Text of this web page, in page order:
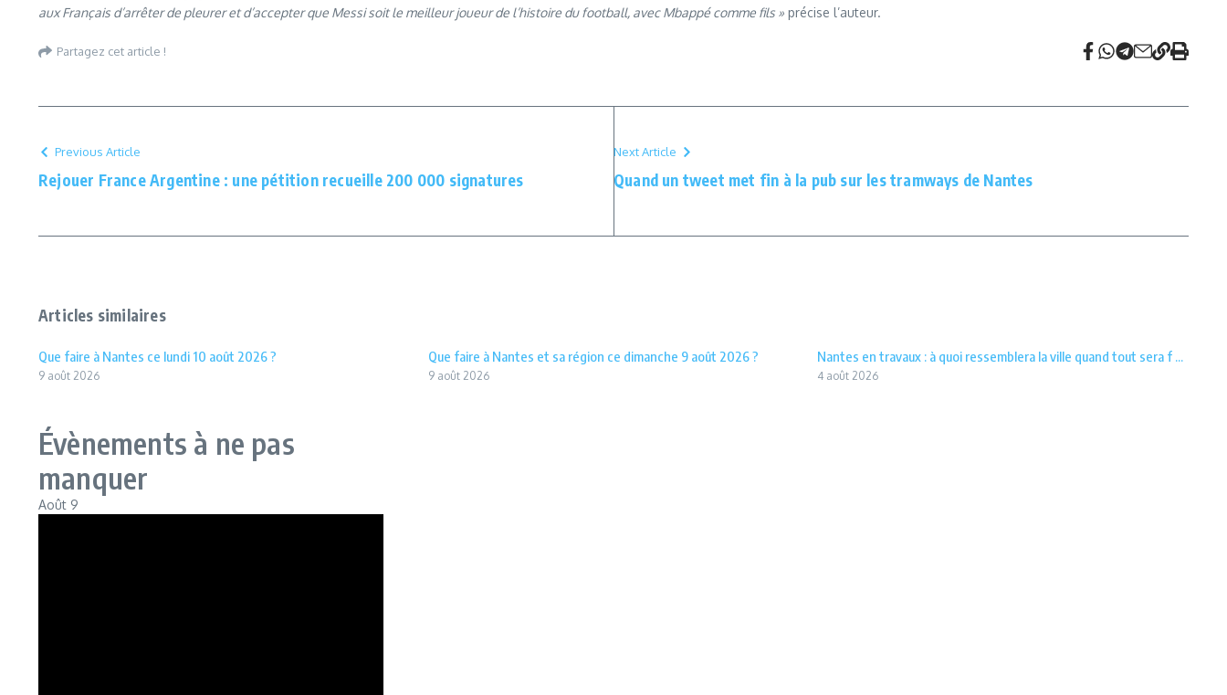
aux Français d’arrêter de pleurer et d’accepter que Messi soit le meilleur joueur de l’histoire du football, avec Mbappé comme fils » précise l’auteur.
Partagez cet article !
Previous Article
Rejouer France Argentine : une pétition recueille 200 000 signatures
Next Article
Quand un tweet met fin à la pub sur les tramways de Nantes
Articles similaires
Que faire à Nantes ce lundi 10 août 2026 ?
9 août 2026
Que faire à Nantes et sa région ce dimanche 9 août 2026 ?
9 août 2026
Nantes en travaux : à quoi ressemblera la ville quand tout sera f ...
4 août 2026
Évènements à ne pas
manquer
Août 9